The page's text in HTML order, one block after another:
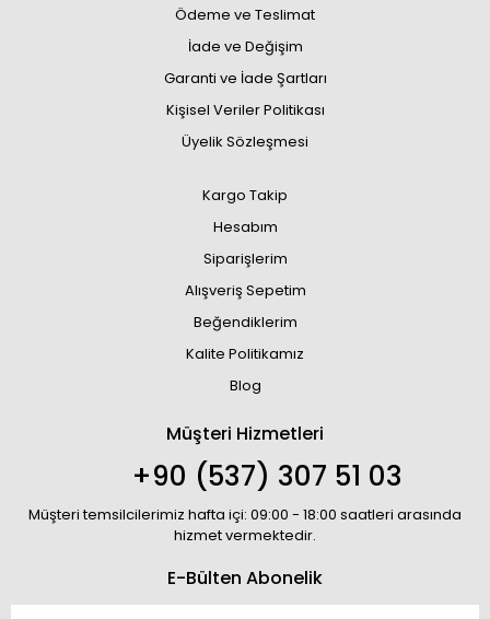
Ödeme ve Teslimat
İade ve Değişim
Garanti ve İade Şartları
Kişisel Veriler Politikası
Üyelik Sözleşmesi
Kargo Takip
Hesabım
Siparişlerim
Alışveriş Sepetim
Beğendiklerim
Kalite Politikamız
Blog
Müşteri Hizmetleri
+90 (537) 307 51 03
Müşteri temsilcilerimiz hafta içi: 09:00 - 18:00 saatleri arasında
hizmet vermektedir.
E-Bülten Abonelik